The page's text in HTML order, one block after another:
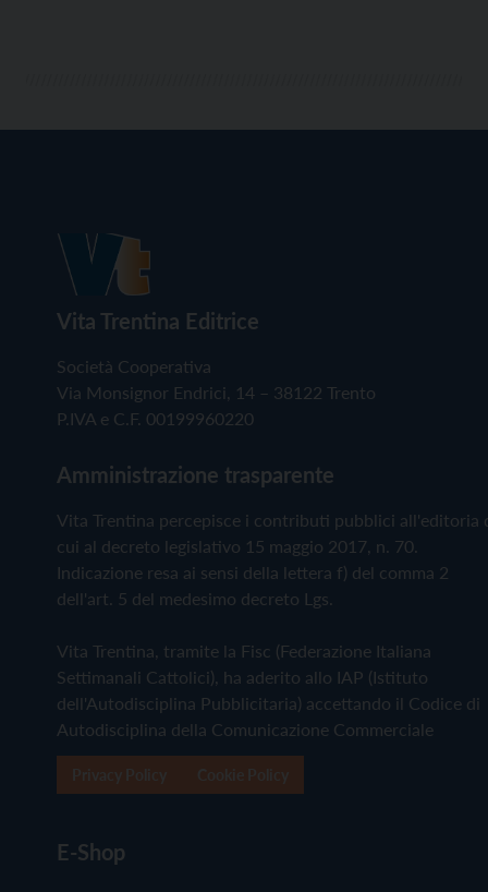
Vita Trentina Editrice
Società Cooperativa
Via Monsignor Endrici, 14 – 38122 Trento
P.IVA e C.F. 00199960220
Amministrazione trasparente
Vita Trentina percepisce i contributi pubblici all'editoria
cui al decreto legislativo 15 maggio 2017, n. 70.
Indicazione resa ai sensi della lettera f) del comma 2
dell'art. 5 del medesimo decreto Lgs.
Vita Trentina, tramite la Fisc (Federazione Italiana
Settimanali Cattolici), ha aderito allo IAP (Istituto
dell'Autodisciplina Pubblicitaria) accettando il Codice di
Autodisciplina della Comunicazione Commerciale
E-Shop